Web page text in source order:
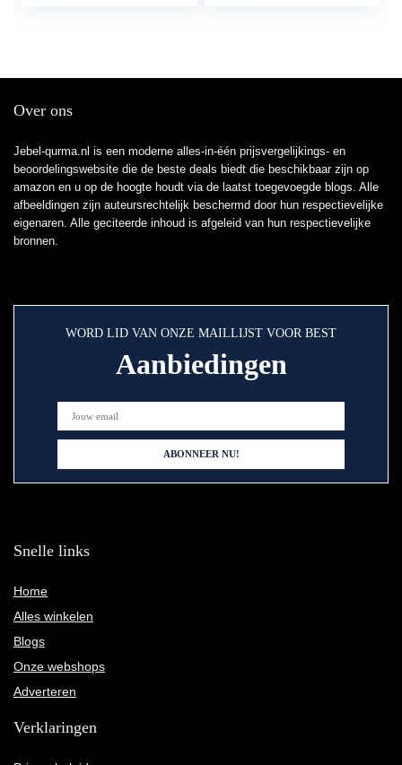
Over ons
Jebel-qurma.nl is een moderne alles-in-één prijsvergelijkings- en
beoordelingswebsite die de beste deals biedt die beschikbaar zijn op
amazon en u op de hoogte houdt via de laatst toegevoegde blogs. Alle
afbeeldingen zijn auteursrechtelijk beschermd door hun respectievelijke
eigenaren. Alle geciteerde inhoud is afgeleid van hun respectievelijke
bronnen.
WORD LID VAN ONZE MAILLIJST VOOR BEST
Aanbiedingen
Snelle links
Home
Alles winkelen
Blogs
Onze webshops
Adverteren
Verklaringen